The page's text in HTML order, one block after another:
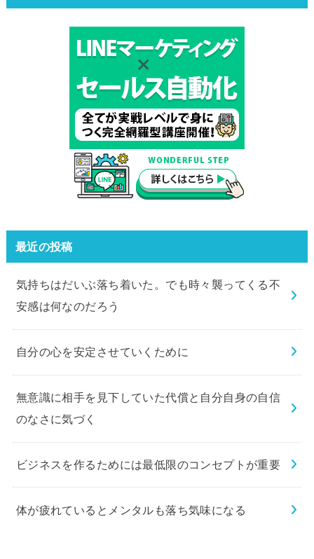
最近の投稿
気持ちはだいぶ落ち着いた。でも時々襲ってくる不
安感は何なのだろう
自分の心を安定させていくために
無意識に相手を見下していた代償と自分自身の自信
のなさに気づく
ビジネスを作るためには最低限のコンセプトが重要
体が疲れているとメンタルも落ち気味になる